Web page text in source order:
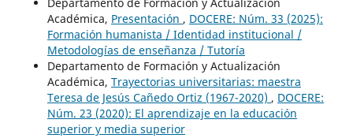
Académica, Presentación , DOCERE: Núm. 33 (2025):
Formación humanista / Identidad institucional /
Metodologías de enseñanza / Tutoría
Departamento de Formación y Actualización
Académica, Trayectorias universitarias: maestra
Teresa de Jesús Cañedo Ortiz (1967-2020) , DOCERE:
Núm. 23 (2020): El aprendizaje en la educación
superior y media superior